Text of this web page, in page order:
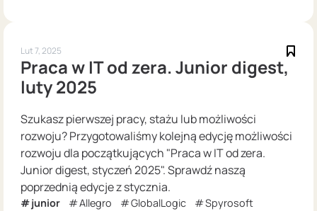
Lut 7, 2025
Praca w IT od zera. Junior digest,
luty 2025
Szukasz pierwszej pracy, stażu lub możliwości
rozwoju? Przygotowaliśmy kolejną edycję możliwości
rozwoju dla początkujących "Praca w IT od zera.
Junior digest, styczeń 2025". Sprawdź naszą
poprzednią edycje z stycznia.
junior Allegro GlobalLogic Spyrosoft